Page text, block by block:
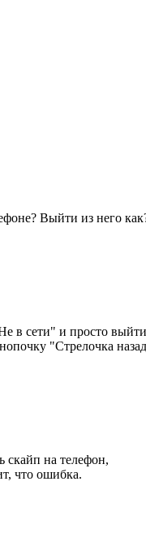
Выйти из него
в сети" и просто
"Стрелочка
скайп на телефон,
что ошибка.